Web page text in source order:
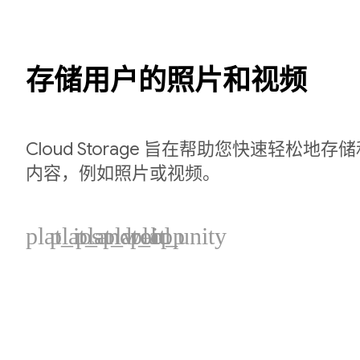
存储用户的照片和视频
Cloud Storage 旨在帮助您快速轻松地存
内容，例如照片或视频。
plat_ios
plat_android
plat_web
plat_cpp
plat_unity